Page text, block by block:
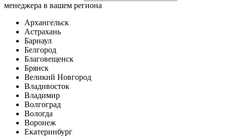
менеджера в вашем региона
Архангельск
Астрахань
Барнаул
Белгород
Благовещенск
Брянск
Великий Новгород
Владивосток
Владимир
Волгоград
Вологда
Воронеж
Екатеринбург